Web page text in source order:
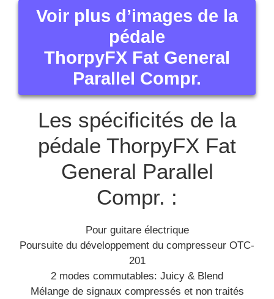
Voir plus d’images de la
pédale
ThorpyFX Fat General
Parallel Compr.
Les spécificités de la
pédale ThorpyFX Fat
General Parallel
Compr. :
Pour guitare électrique
Poursuite du développement du compresseur OTC-
201
2 modes commutables: Juicy & Blend
Mélange de signaux compressés et non traités